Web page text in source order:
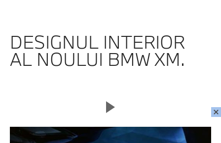
DESIGNUL INTERIOR
AL NOULUI BMW XM.